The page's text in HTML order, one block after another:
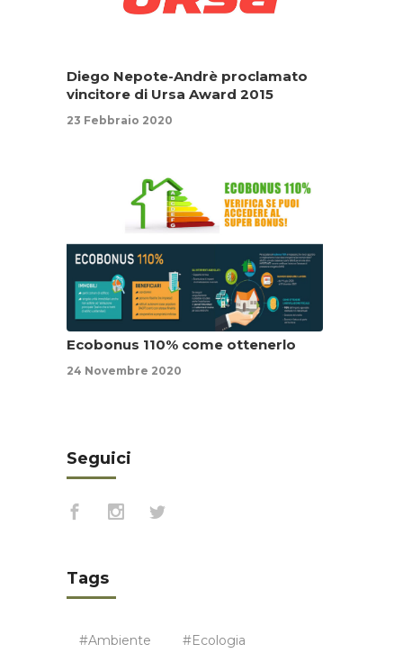
Diego Nepote-Andrè proclamato
vincitore di Ursa Award 2015
23 Febbraio 2020
Ecobonus 110% come ottenerlo
24 Novembre 2020
Seguici
Tags
#ambiente #ecologia